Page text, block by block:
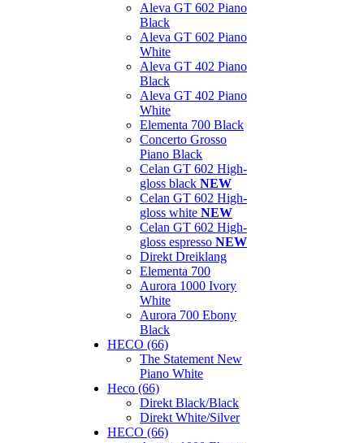
Aleva GT 602 Piano
Black
Aleva GT 602 Piano
White
Aleva GT 402 Piano
Black
Aleva GT 402 Piano
White
Elementa 700 Black
Concerto Grosso
Piano Black
Celan GT 602 High-
gloss black NEW
Celan GT 602 High-
gloss white NEW
Celan GT 602 High-
gloss espresso NEW
Direkt Dreiklang
Elementa 700
Aurora 1000 Ivory
White
Aurora 700 Ebony
Black
HECO (66)
The Statement New
Piano White
Heco (66)
Direkt Black/Black
Direkt White/Silver
HECO (66)